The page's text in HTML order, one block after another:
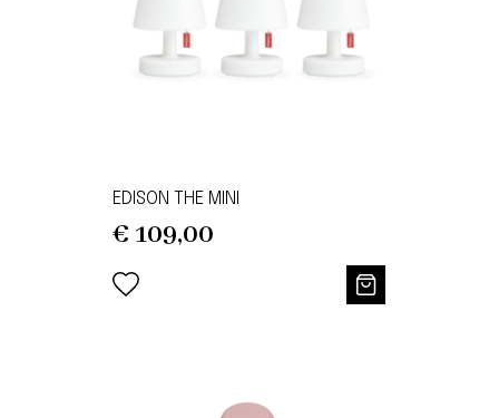
EDISON THE MINI
€ 109,00